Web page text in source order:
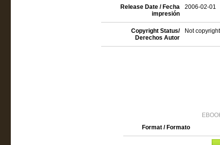
Release Date / Fecha
impresión
2006-02-01
Copyright Status/
Derechos Autor
Not
Format / Formato